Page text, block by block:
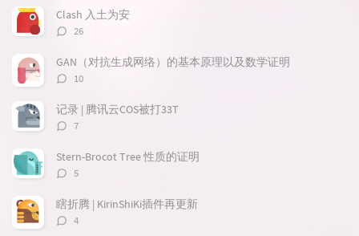
章
Clash 入土为安
评
数：
26
GAN（对抗生成网络）的基本原理以及数学证明
评
数：
10
记录 | 腾讯云COS被打33T
评
数：
7
Stern-Brocot Tree 性质的证明
评
数：
5
瞎折腾 | KirinShiKi插件再更新
评
4